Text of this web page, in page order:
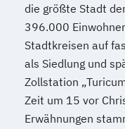
die größte Stadt
396.000
Stadtkreisen auf
als Siedlung und
Zollstation
Zeit um 15 vor
Erwähnungen